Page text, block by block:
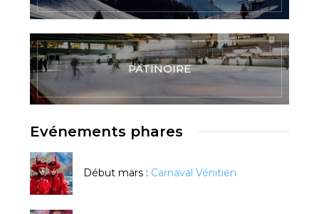
PATINOIRE
Evénements phares
Début mars : Carnaval Vénitien